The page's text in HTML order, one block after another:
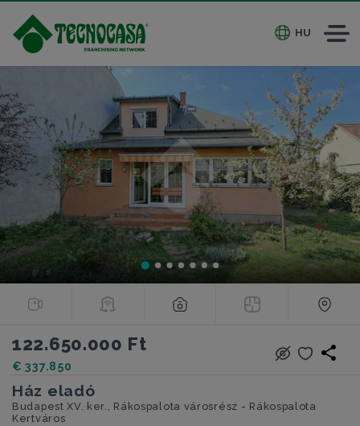
HU
122.650.000 Ft
€ 337.850
Ház eladó
Budapest XV. ker., Rákospalota városrész - Rákospalota
Kertváros